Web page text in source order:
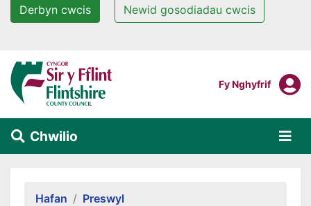
Derbyn cwcis Newid gosodiadau cwcis
Neidio i'r prif gynnwys
Mewngofnodi I
Fy Nghyfrif
Chwilio
Hafan Preswyl